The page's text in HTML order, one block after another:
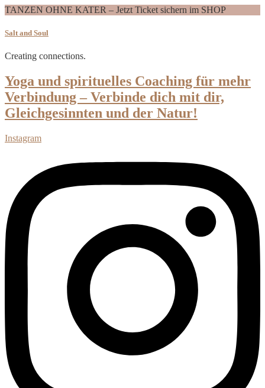
TANZEN OHNE KATER – Jetzt Ticket sichern im SHOP
Salt and Soul
Creating connections.
Yoga und spirituelles Coaching für mehr
Verbindung – Verbinde dich mit dir,
Gleichgesinnten und der Natur!
Instagram